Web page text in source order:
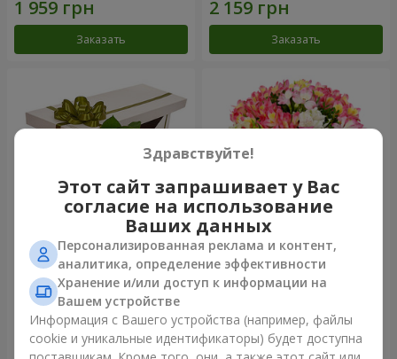
Заказать Заказать
Цветы в коробке "15
розовых роз"
2 305 грн
Заказать
Букет "Сказка для двоих!"
Заказать
Здравствуйте!
Этот сайт запрашивает у Вас
согласие на использование
Ваших данных
Персонализированная реклама и контент,
аналитика, определение эффективности
Хранение и/или доступ к информации на
Вашем устройстве
Информация с Вашего устройства (например, файлы
cookie и уникальные идентификаторы) будет доступна